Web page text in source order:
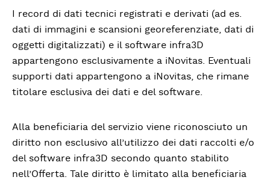
I record di dati tecnici registrati e derivati (ad es.
dati di immagini e scansioni georeferenziate, dati di
oggetti digitalizzati) e il software infra3D
appartengono esclusivamente a iNovitas. Eventuali
supporti dati appartengono a iNovitas, che rimane
titolare esclusiva dei dati e del software.
Alla beneficiaria del servizio viene riconosciuto un
diritto non esclusivo all’utilizzo dei dati raccolti e/o
del software infra3D secondo quanto stabilito
nell’Offerta. Tale diritto è limitato alla beneficiaria